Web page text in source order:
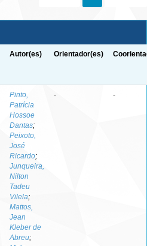
Autor(es) Orientador(es)
Pinto,
Patrícia
Hossoe
Dantas;
Peixoto,
José
Ricardo;
Junqueira,
Nilton
Tadeu
Vilela;
Mattos,
Jean
Kleber de
Abreu;
- -